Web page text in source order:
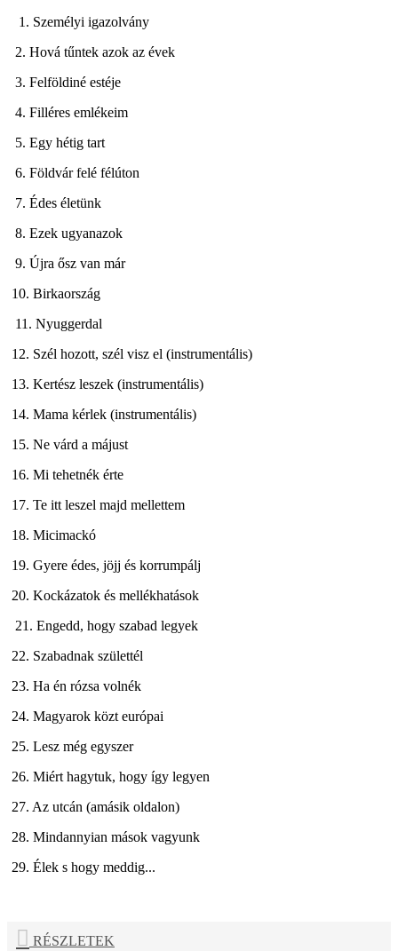
1. Személyi igazolvány
2. Hová tűntek azok az évek
3. Felföldiné estéje
4. Filléres emlékeim
5. Egy hétig tart
6. Földvár felé félúton
7. Édes életünk
8. Ezek ugyanazok
9. Újra ősz van már
10. Birkaország
11. Nyuggerdal
12. Szél hozott, szél visz el (instrumentális)
13. Kertész leszek (instrumentális)
14. Mama kérlek (instrumentális)
15. Ne várd a májust
16. Mi tehetnék érte
17. Te itt leszel majd mellettem
18. Micimackó
19. Gyere édes, jöjj és korrumpálj
20. Kockázatok és mellékhatások
21. Engedd, hogy szabad legyek
22. Szabadnak születtél
23. Ha én rózsa volnék
24. Magyarok közt európai
25. Lesz még egyszer
26. Miért hagytuk, hogy így legyen
27. Az utcán (amásik oldalon)
28. Mindannyian mások vagyunk
29. Élek s hogy meddig...
RÉSZLETEK